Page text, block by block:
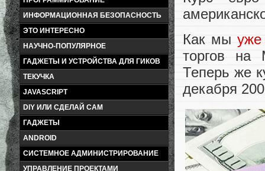
ИНФОРМАЦИОННАЯ БЕЗОПАСНОСТЬ
ЭТО ИНТЕРЕСНО
НАУЧНО-ПОПУЛЯРНОЕ
ГАДЖЕТЫ И УСТРОЙСТВА ДЛЯ ГИКОВ
ТЕКУЧКА
JAVASCRIPT
DIY ИЛИ СДЕЛАЙ САМ
ГАДЖЕТЫ
ANDROID
СИСТЕМНОЕ АДМИНИСТРИРОВАНИЕ
УПРАВЛЕНИЕ ПРОЕКТАМИ
Как мы
торгов на
Теперь же
декабря